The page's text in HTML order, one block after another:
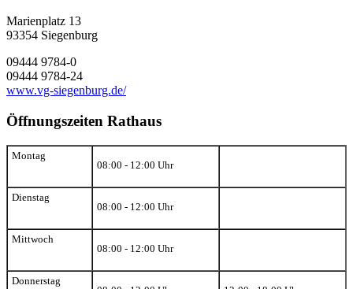
Marienplatz 13
93354 Siegenburg
09444 9784-0
09444 9784-24
www.vg-siegenburg.de/
Öffnungszeiten Rathaus
Montag
08:00 - 12:00 Uhr
Dienstag
08:00 - 12:00 Uhr
Mittwoch
08:00 - 12:00 Uhr
Donnerstag